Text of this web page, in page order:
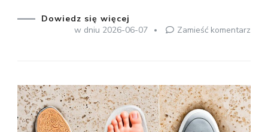
Dowiedz się więcej
w dniu 2026-06-07 Zamieść komentarz
w